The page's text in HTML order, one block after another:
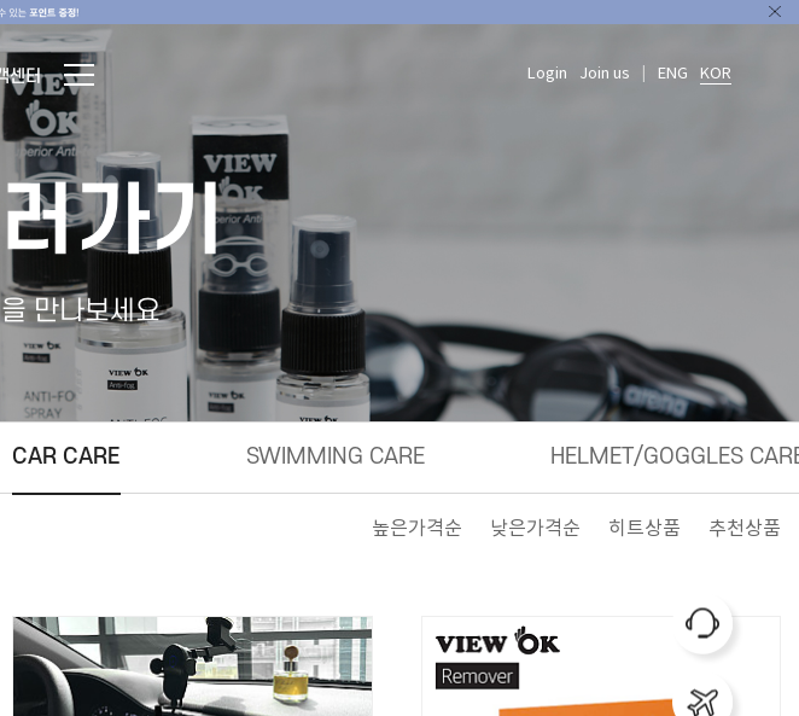
센터 Login Join us ENG KOR
가기
만나보세요
CAR CARE SWIMMING CARE HELMET/GOGGLES
높은가격순 낮은가격순 히트상품 추천상품